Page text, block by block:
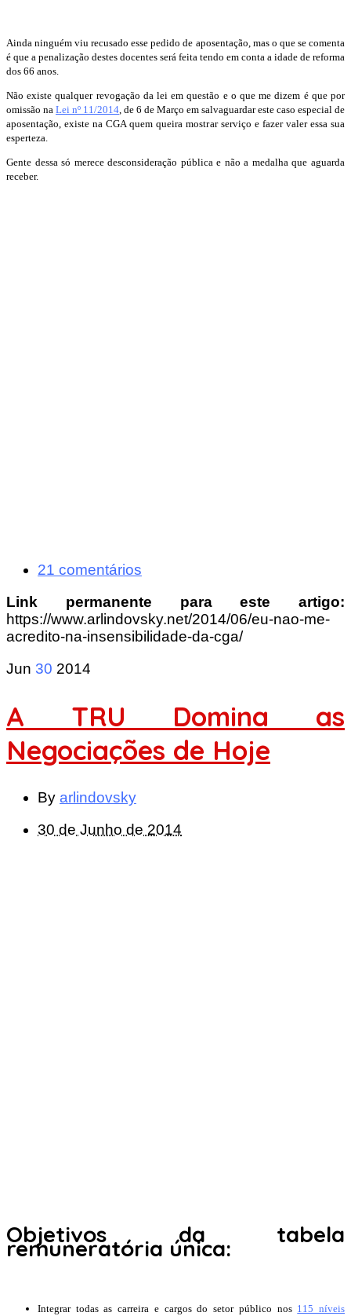
Ainda ninguém viu recusado esse pedido de aposentação, mas o que se comenta
é que a penalização destes docentes será feita tendo em conta a idade de reforma
dos 66 anos.
Não existe qualquer revogação da lei em questão e o que me dizem é que por
omissão na Lei nº 11/2014, de 6 de Março em salvaguardar este caso especial de
aposentação, existe na CGA quem queira mostrar serviço e fazer valer essa sua
esperteza.
Gente dessa só merece desconsideração pública e não a medalha que aguarda
receber.
21 comentários
Link permanente para este artigo:
https://www.arlindovsky.net/2014/06/eu-nao-me-
acredito-na-insensibilidade-da-cga/
Jun 30 2014
A TRU Domina as
Negociações de Hoje
By arlindovsky
30 de Junho de 2014
Objetivos da tabela
remuneratória única:
Integrar todas as carreira e cargos do setor público nos 115 níveis